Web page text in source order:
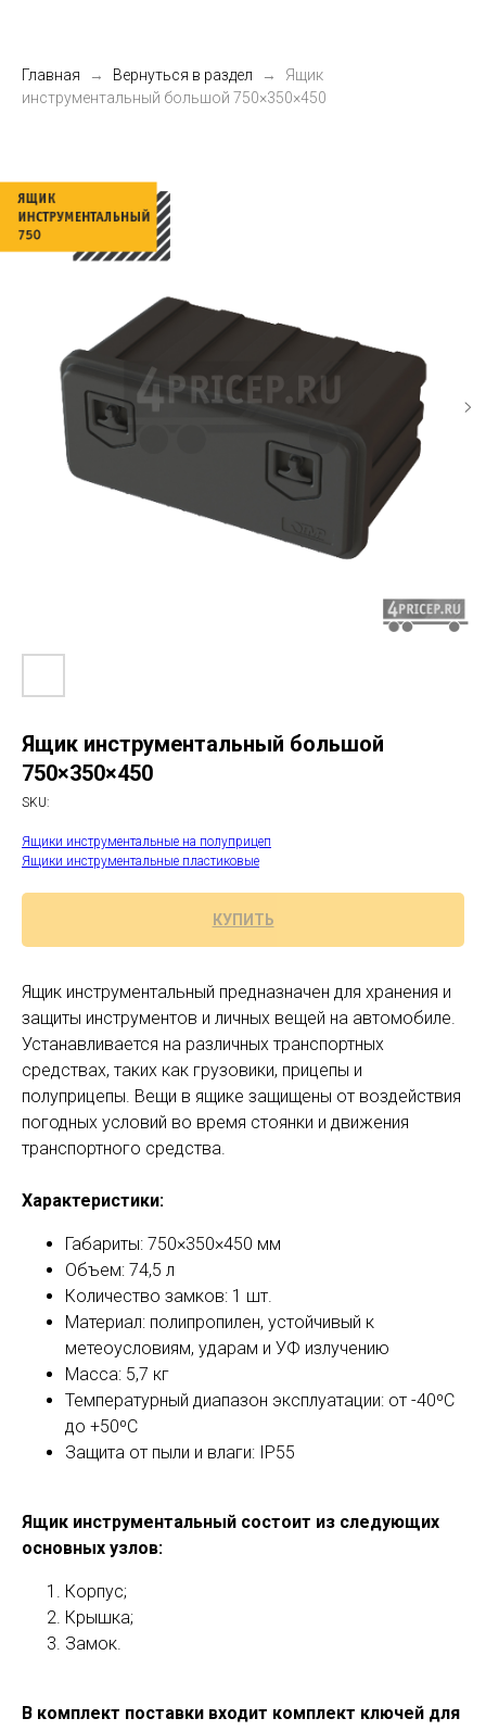
Главная Вернуться в раздел
Ящик
инструментальный большой 750×350×450
Ящик инструментальный большой
750×350×450
SKU:
Ящики инструментальные на полуприцеп
Ящики инструментальные пластиковые
КУПИТЬ
Ящик инструментальный предназначен для хранения и
защиты инструментов и личных вещей на автомобиле.
Устанавливается на различных транспортных
средствах, таких как грузовики, прицепы и
полуприцепы. Вещи в ящике защищены от воздействия
погодных условий во время стоянки и движения
транспортного средства.
Характеристики:
Габариты: 750×350×450 мм
Объем: 74,5 л
Количество замков: 1 шт.
Материал: полипропилен, устойчивый к
метеоусловиям, ударам и УФ излучению
Масса: 5,7 кг
Температурный диапазон эксплуатации: от -40ºС
до +50ºС
Защита от пыли и влаги: IP55
Ящик инструментальный состоит из следующих
основных узлов:
Корпус;
Крышка;
Замок.
В комплект поставки входит комплект ключей для